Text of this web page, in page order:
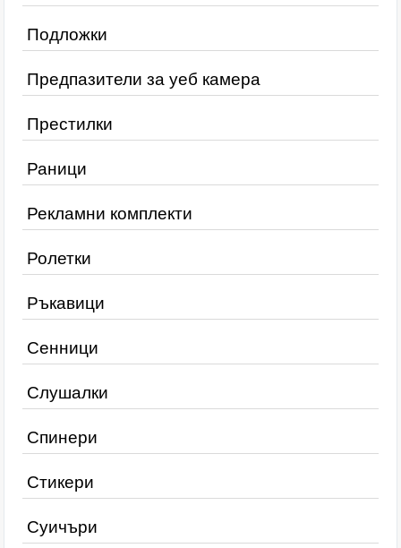
Подложки
Предпазители за уеб камера
Престилки
Раници
Рекламни комплекти
Ролетки
Ръкавици
Сенници
Слушалки
Спинери
Стикери
Суичъри